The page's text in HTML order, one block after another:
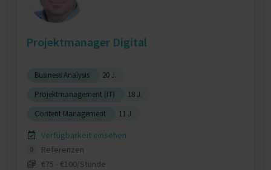
Projektmanager Digital
Business Analysis
20 J.
Projektmanagement (IT)
18 J.
Content Management
11 J.
Verfügbarkeit einsehen
0
Referenzen
€75 - €100/Stunde